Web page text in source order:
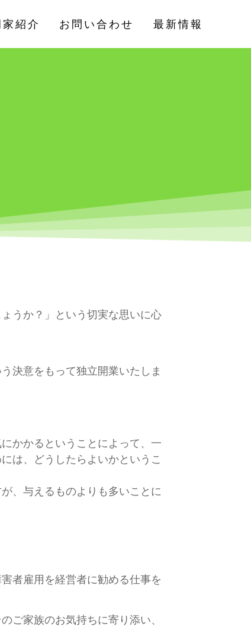
紹介 お問い合わせ 最新情報
うか？」という切実な思いに心
決意をもって独立開業いたしま
かかるということによって、一
は、どうしたらよいかというこ
、与えるものよりも多いことに
者雇用を経営者に勧める仕事を
家族のお気持ちに寄り添い、